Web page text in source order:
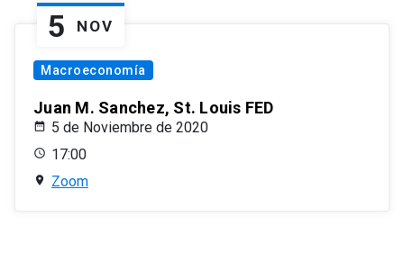
5 NOV
Macroeconomía
Juan M. Sanchez, St. Louis FED
5 de Noviembre de 2020
17:00
Zoom